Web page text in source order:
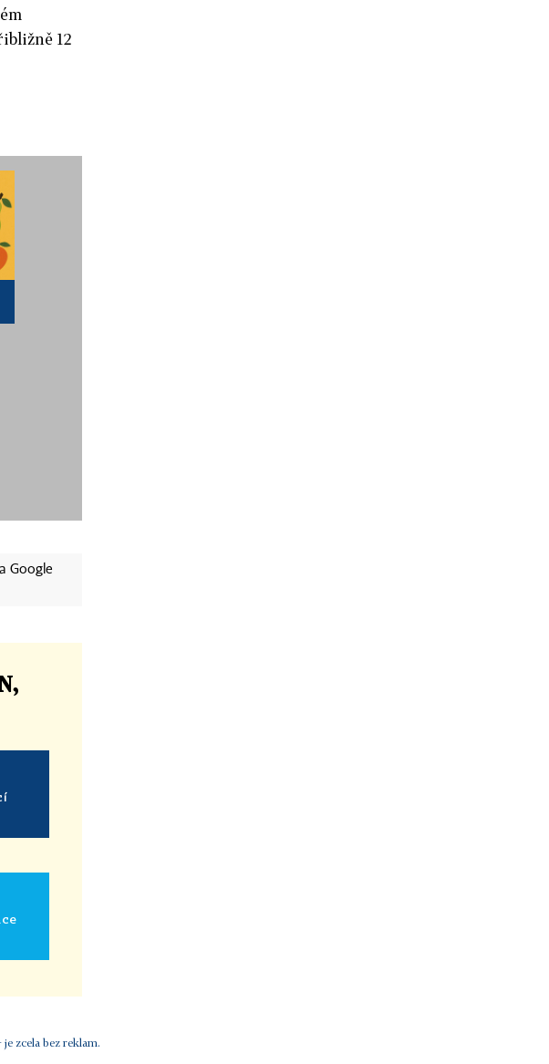
12
Google
zcela bez reklam.